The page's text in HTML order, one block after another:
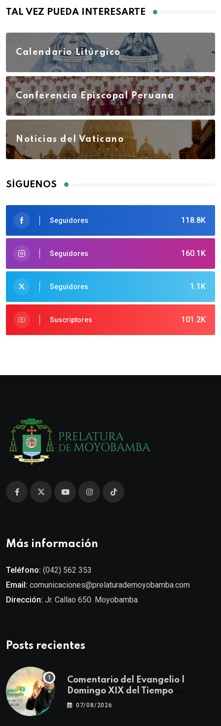
TAL VEZ PUEDA INTERESARTE
Calendario Litúrgico
Conferencia Episcopal Peruana
Noticias del Vaticano
SÍGUENOS
118.8K
Seguidores
160.1K
Seguidores
1.1K
Seguidores
101.2K
Suscriptores
Más información
Teléfono: (042) 562 353
Email: comunicaciones@prelaturademoyobamba.com
Dirección: Jr. Callao 650. Moyobamba.
Posts recientes
Comentario del Evangelio |
Domingo XIX del Tiempo
Ordinario | Mateo 14, 22-23
07/08/2026